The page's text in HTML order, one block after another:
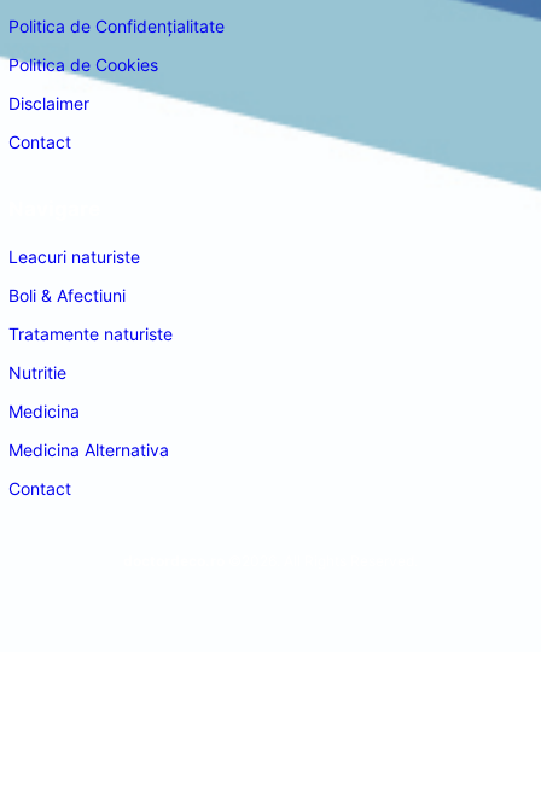
Politica de Confidențialitate
Politica de Cookies
Disclaimer
Contact
Leacuri naturiste
Boli & Afectiuni
Tratamente naturiste
Nutritie
Medicina
Medicina Alternativa
Contact